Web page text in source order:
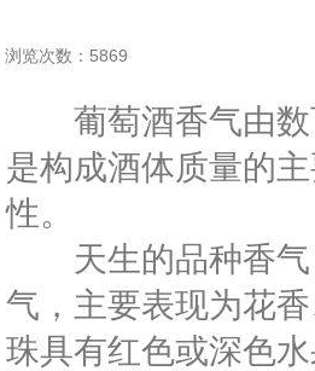
浏览次数：5869
葡萄酒香气由数
是构成酒体质量的
性。
天生的品种香气
气，主要表现为花
珠具有红色或深色